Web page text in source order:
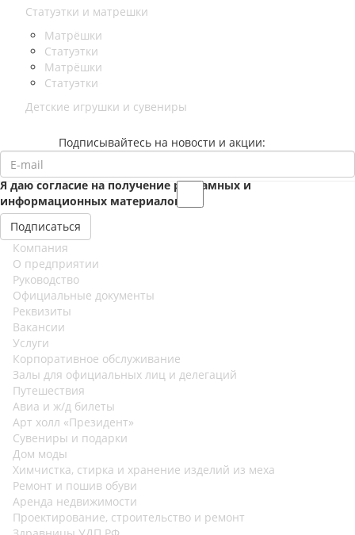
Статуэтки и матрешки
Матрёшки
Статуэтки
Матрёшки
Статуэтки
Детские игрушки и сувениры
Подписывайтесь на новости и акции:
Я даю согласие на получение рекламных и
информационных материалов
Компания
О предприятии
Руководство
Официальные документы
Реквизиты
Вакансии
Услуги
Корпоративное обслуживание
Залы для официальных лиц и делегаций
Путешествия
Авиа и ж/д билеты
Арт холл «Президент»
Сувениры и подарки
Дом моды
Химчистка, стирка и хранение изделий из меха
Ремонт и пошив обуви
Аренда недвижимости
Проектирование, строительство и ремонт